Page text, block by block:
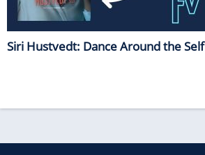
Siri Hustvedt: Dance Around the Self